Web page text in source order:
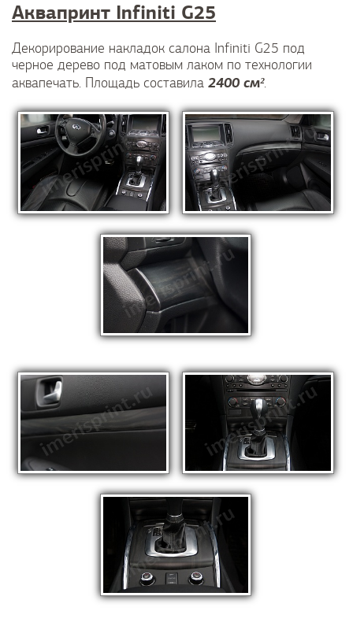
Аквапринт Infiniti G25
Декорирование накладок салона Infiniti G25 под
черное дерево под матовым лаком по технологии
аквапечать. Площадь составила 2400 см².